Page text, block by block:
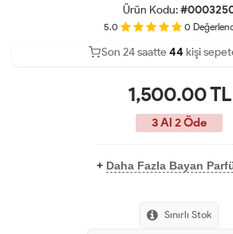
Ürün Kodu:
5.0 0
30
Son 24 saatte 44 kişi
Son 24 saatte13kişi
1,500.00TL
3 Al 2 Öde
+ Daha Fazla Bayan
Sınırlı Stok